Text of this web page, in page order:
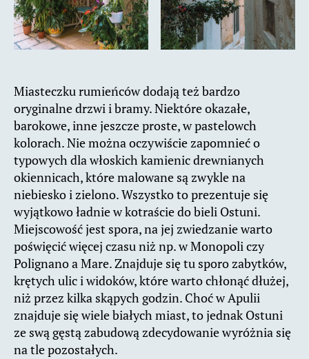
Miasteczku rumieńców dodają też bardzo
oryginalne drzwi i bramy. Niektóre okazałe,
barokowe, inne jeszcze proste, w pastelowch
kolorach. Nie można oczywiście zapomnieć o
typowych dla włoskich kamienic drewnianych
okiennicach, które malowane są zwykle na
niebiesko i zielono. Wszystko to prezentuje się
wyjątkowo ładnie w kotraście do bieli Ostuni.
Miejscowość jest spora, na jej zwiedzanie warto
poświęcić więcej czasu niż np. w Monopoli czy
Polignano a Mare. Znajduje się tu sporo zabytków,
krętych ulic i widoków, które warto chłonąć dłużej,
niż przez kilka skąpych godzin. Choć w Apulii
znajduje się wiele białych miast, to jednak Ostuni
ze swą gęstą zabudową zdecydowanie wyróżnia się
na tle pozostałych.